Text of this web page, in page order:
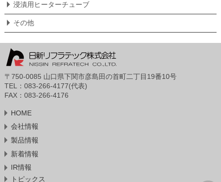
浸漬用ヒーターチューブ
その他
〒750-0085 山口県下関市彦島田の首町二丁目19番10号
TEL：083-266-4177(代表)
FAX：083-266-4176
HOME
会社情報
製品情報
新着情報
IR情報
トピックス